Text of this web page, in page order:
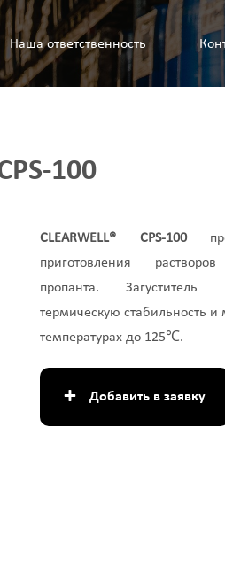
Наша ответственность
100
CLEARWELL® CPS-100
приготовления
пропанта.
термическую стабильность и
температурах до 125℃.
+ Добавить в заявку